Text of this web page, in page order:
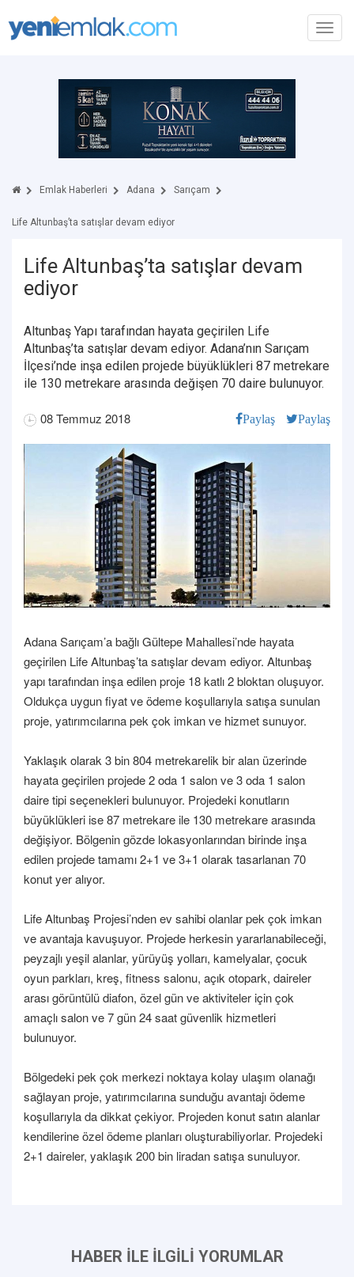
Emlak Haberleri Adana Sarıçam
Life Altunbaş’ta satışlar devam ediyor
Life Altunbaş’ta satışlar devam
ediyor
Altunbaş Yapı tarafından hayata geçirilen Life
Altunbaş’ta satışlar devam ediyor. Adana’nın Sarıçam
İlçesi’nde inşa edilen projede büyüklükleri 87 metrekare
ile 130 metrekare arasında değişen 70 daire bulunuyor.
08 Temmuz 2018 Paylaş Paylaş
Adana Sarıçam’a bağlı Gültepe Mahallesi’nde hayata
geçirilen Life Altunbaş’ta satışlar devam ediyor. Altunbaş
yapı tarafından inşa edilen proje 18 katlı 2 bloktan oluşuyor.
Oldukça uygun fiyat ve ödeme koşullarıyla satışa sunulan
proje, yatırımcılarına pek çok imkan ve hizmet sunuyor.
Yaklaşık olarak 3 bin 804 metrekarelik bir alan üzerinde
hayata geçirilen projede 2 oda 1 salon ve 3 oda 1 salon
daire tipi seçenekleri bulunuyor. Projedeki konutların
büyüklükleri ise 87 metrekare ile 130 metrekare arasında
değişiyor. Bölgenin gözde lokasyonlarından birinde inşa
edilen projede tamamı 2+1 ve 3+1 olarak tasarlanan 70
konut yer alıyor.
Life Altunbaş Projesi’nden ev sahibi olanlar pek çok imkan
ve avantaja kavuşuyor. Projede herkesin yararlanabileceği,
peyzajlı yeşil alanlar, yürüyüş yolları, kamelyalar, çocuk
oyun parkları, kreş, fitness salonu, açık otopark, daireler
arası görüntülü diafon, özel gün ve aktiviteler için çok
amaçlı salon ve 7 gün 24 saat güvenlik hizmetleri
bulunuyor.
Bölgedeki pek çok merkezi noktaya kolay ulaşım olanağı
sağlayan proje, yatırımcılarına sunduğu avantajı ödeme
koşullarıyla da dikkat çekiyor. Projeden konut satın alanlar
kendilerine özel ödeme planları oluşturabiliyorlar. Projedeki
2+1 daireler, yaklaşık 200 bin liradan satışa sunuluyor.
HABER İLE İLGİLİ YORUMLAR